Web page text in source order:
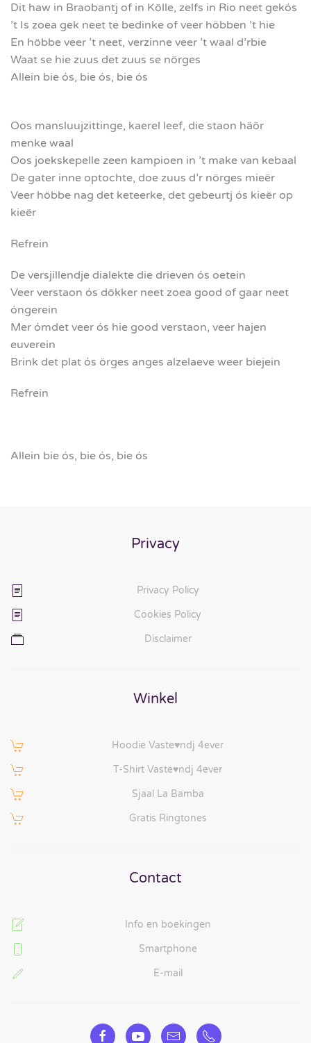
Dit haw in Braobantj of in Kölle, zelfs in Rio neet gekós
’t Is zoea gek neet te bedinke of veer höbben ’t hie
En höbbe veer ’t neet, verzinne veer ’t waal d’rbie
Waat se hie zuus det zuus se nörges
Allein bie ós, bie ós, bie ós
Oos mansluujzittinge, kaerel leef, die staon häör
menke waal
Oos joekskepelle zeen kampioen in ’t make van kebaal
De gater inne optochte, doe zuus d’r nörges mieër
Veer höbbe nag det keteerke, det gebeurtj ós kieër op
kieër
Refrein
De versjillendje dialekte die drieven ós oetein
Veer verstaon ós dökker neet zoea good of gaar neet
óngerein
Mer ómdet veer ós hie good verstaon, veer hajen
euverein
Brink det plat ós örges anges alzelaeve weer biejein
Refrein
Allein bie ós, bie ós, bie ós
Privacy
Privacy Policy
Cookies Policy
Disclaimer
Winkel
Hoodie Vaste♥ndj 4ever
T-Shirt Vaste♥ndj 4ever
Sjaal La Bamba
Gratis Ringtones
Contact
Info en boekingen
Smartphone
E-mail